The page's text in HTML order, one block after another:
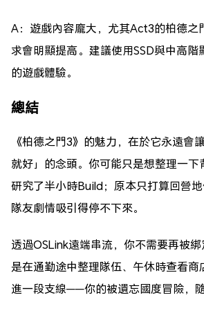
A：遊戲內容龐大，尤其Act3的柏德之
求會明顯提高。建議使用SSD與中高
的遊戲體驗。
總結
《柏德之門3》的魅力，在於它永遠會
就好」的念頭。你可能只是想整理一
研究了半小時Build；原本只打算回營
隊友劇情吸引得停不下來。
透過OSLink遠端串流，你不需要再被
是在通勤途中整理隊伍、午休時查看商
進一段支線——你的被遺忘國度冒險，隨